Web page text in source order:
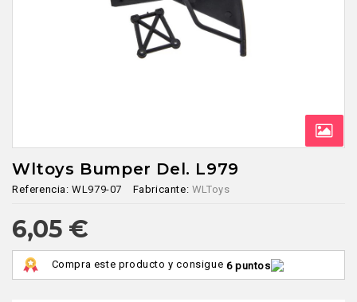
Wltoys Bumper Del. L979
Referencia: WL979-07 Fabricante: WLToys
6,05 €
Compra este producto y consigue 6 puntos